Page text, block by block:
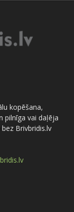
kopēšana,
pilnīga vai daļēja
Brivbridis.lv